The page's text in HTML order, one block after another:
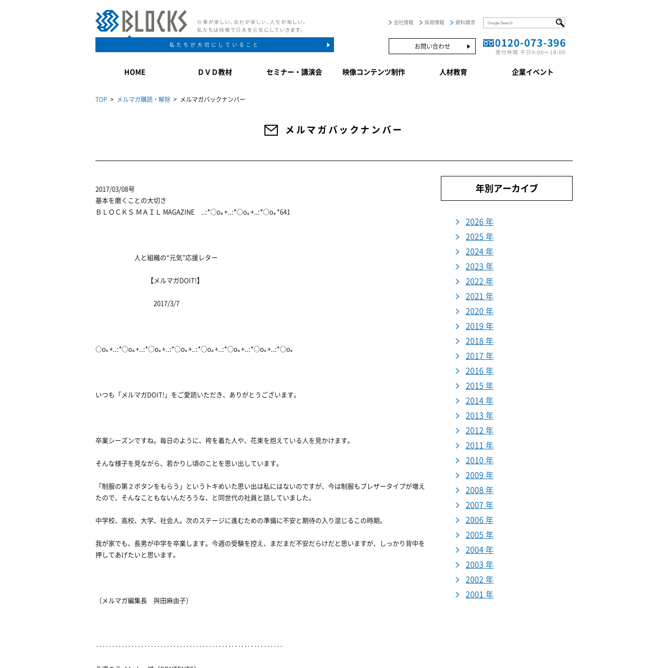
私たちが大切にしていること
会社情報 採用情報 資料請求
お問い合わせ
HOME ＤＶＤ教材 セミナー・講演会 映像コンテンツ制作 人材教育 企業イベント
TOP > メルマガ購読・解除 > メルマガバックナンバー
メルマガバックナンバー
2017/03/08号
基本を磨くことの大切さ
ＢＬＯＣＫＳ ＭＡＩＬ MAGAZINE ..:*○o｡+..:*○o｡+..:*○o｡*641
人と組織の“元気”応援レター
【メルマガDOIT!】
2017/3/7
○o｡+..:*○o｡+..:*○o｡+..:*○o｡+..:*○o｡+..:*○o｡+..:*○o｡+..:*○o｡
いつも「メルマガDOIT!」をご愛読いただき、ありがとうございます。
卒業シーズンですね。毎日のように、袴を着た人や、花束を抱えている人を見かけます。
そんな様子を見ながら、若かりし頃のことを思い出しています。
「制服の第２ボタンをもらう」というトキめいた思い出は私にはないのですが、今は制服もブレザータイプが増え
たので、そんなこともないんだろうな、と同世代の社員と話していました。
中学校、高校、大学、社会人。次のステージに進むための準備に不安と期待の入り混じるこの時期。
我が家でも、長男が中学を卒業します。今週の受験を控え、まだまだ不安だらけだと思いますが、しっかり背中を
押してあげたいと思います。
（メルマガ編集長 與田麻由子）
‥‥‥‥‥‥‥‥‥‥‥‥‥‥‥‥‥‥‥‥‥‥‥‥‥‥‥‥‥
年別アーカイブ
2026 年
2025 年
2024 年
2023 年
2022 年
2021 年
2020 年
2019 年
2018 年
2017 年
2016 年
2015 年
2014 年
2013 年
2012 年
2011 年
2010 年
2009 年
2008 年
2007 年
2006 年
2005 年
2004 年
2003 年
2002 年
2001 年